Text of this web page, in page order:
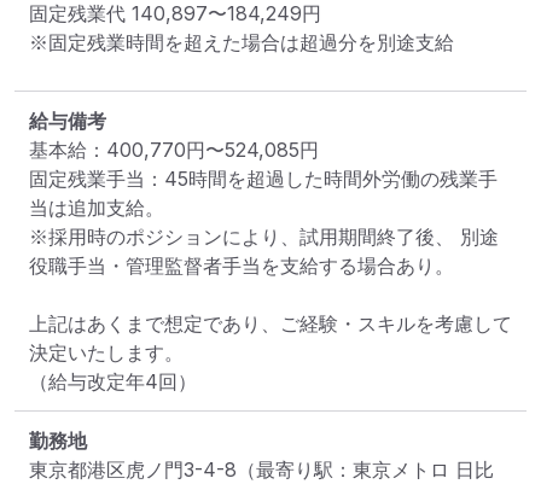
固定残業代 140,897〜184,249円
※固定残業時間を超えた場合は超過分を別途支給
給与備考
基本給：400,770円〜524,085円
固定残業手当：45時間を超過した時間外労働の残業手
当は追加支給。
※採用時のポジションにより、試用期間終了後、 別途
役職手当・管理監督者手当を支給する場合あり。
上記はあくまで想定であり、ご経験・スキルを考慮して
決定いたします。
（給与改定年4回）
勤務地
東京都港区虎ノ門3-4-8 （最寄り駅：東京メトロ 日比